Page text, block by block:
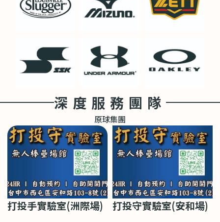
深度服務團隊
原球集團
打投手實驗室(洲際場) 打投守實驗室(安和場)